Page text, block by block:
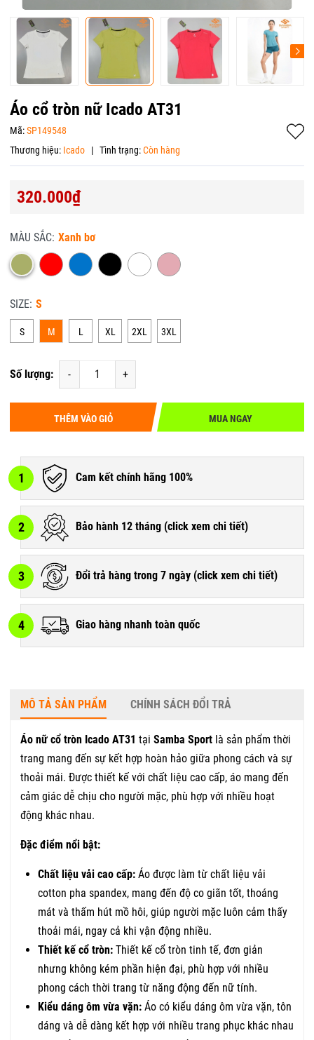
Áo cổ tròn nữ Icado AT31
Mã:SP149548
Thương hiệu: Icado | Tình trạng:Còn hàng
320.000₫
MÀU SẮC: Xanh bơ
SIZE: S
S M L XL 2XL 3XL
Số lượng: - +
THÊM VÀO GIỎ MUA NGAY
1 Cam kết chính hãng 100%
2 Bảo hành 12 tháng (click xem chi tiết)
3 Đổi trả hàng trong 7 ngày (click xem chi tiết)
4 Giao hàng nhanh toàn quốc
MÔ TẢ SẢN PHẨM CHÍNH SÁCH ĐỔI TRẢ
Áo nữ cổ tròn Icado AT31 tại Samba Sport là sản phẩm thời
trang mang đến sự kết hợp hoàn hảo giữa phong cách và sự
thoải mái. Được thiết kế với chất liệu cao cấp, áo mang đến
cảm giác dễ chịu cho người mặc, phù hợp với nhiều hoạt
động khác nhau.
Đặc điểm nổi bật:
Chất liệu vải cao cấp: Áo được làm từ chất liệu vải
cotton pha spandex, mang đến độ co giãn tốt, thoáng
mát và thấm hút mồ hôi, giúp người mặc luôn cảm thấy
thoải mái, ngay cả khi vận động nhiều.
Thiết kế cổ tròn: Thiết kế cổ tròn tinh tế, đơn giản
nhưng không kém phần hiện đại, phù hợp với nhiều
phong cách thời trang từ năng động đến nữ tính.
Kiểu dáng ôm vừa vặn: Áo có kiểu dáng ôm vừa vặn, tôn
dáng và dễ dàng kết hợp với nhiều trang phục khác nhau